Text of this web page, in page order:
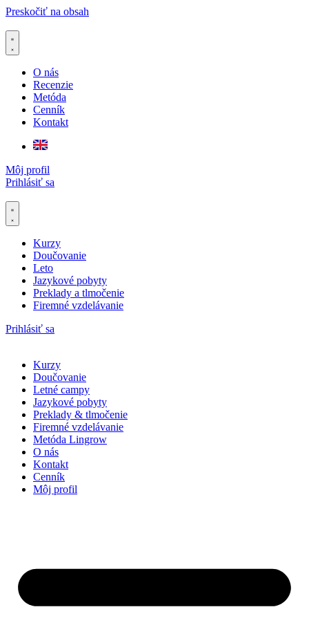
Preskočiť na obsah
O nás
Recenzie
Metóda
Cenník
Kontakt
Môj profil
Prihlásiť sa
Kurzy
Doučovanie
Leto
Jazykové pobyty
Preklady a tlmočenie
Firemné vzdelávanie
Prihlásiť sa
Kurzy
Doučovanie
Letné campy
Jazykové pobyty
Preklady & tlmočenie
Firemné vzdelávanie
Metóda Lingrow
O nás
Kontakt
Cenník
Môj profil